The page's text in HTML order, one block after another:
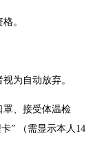
。
为自动放弃。
罩、接受体温检
” （需显示本人14